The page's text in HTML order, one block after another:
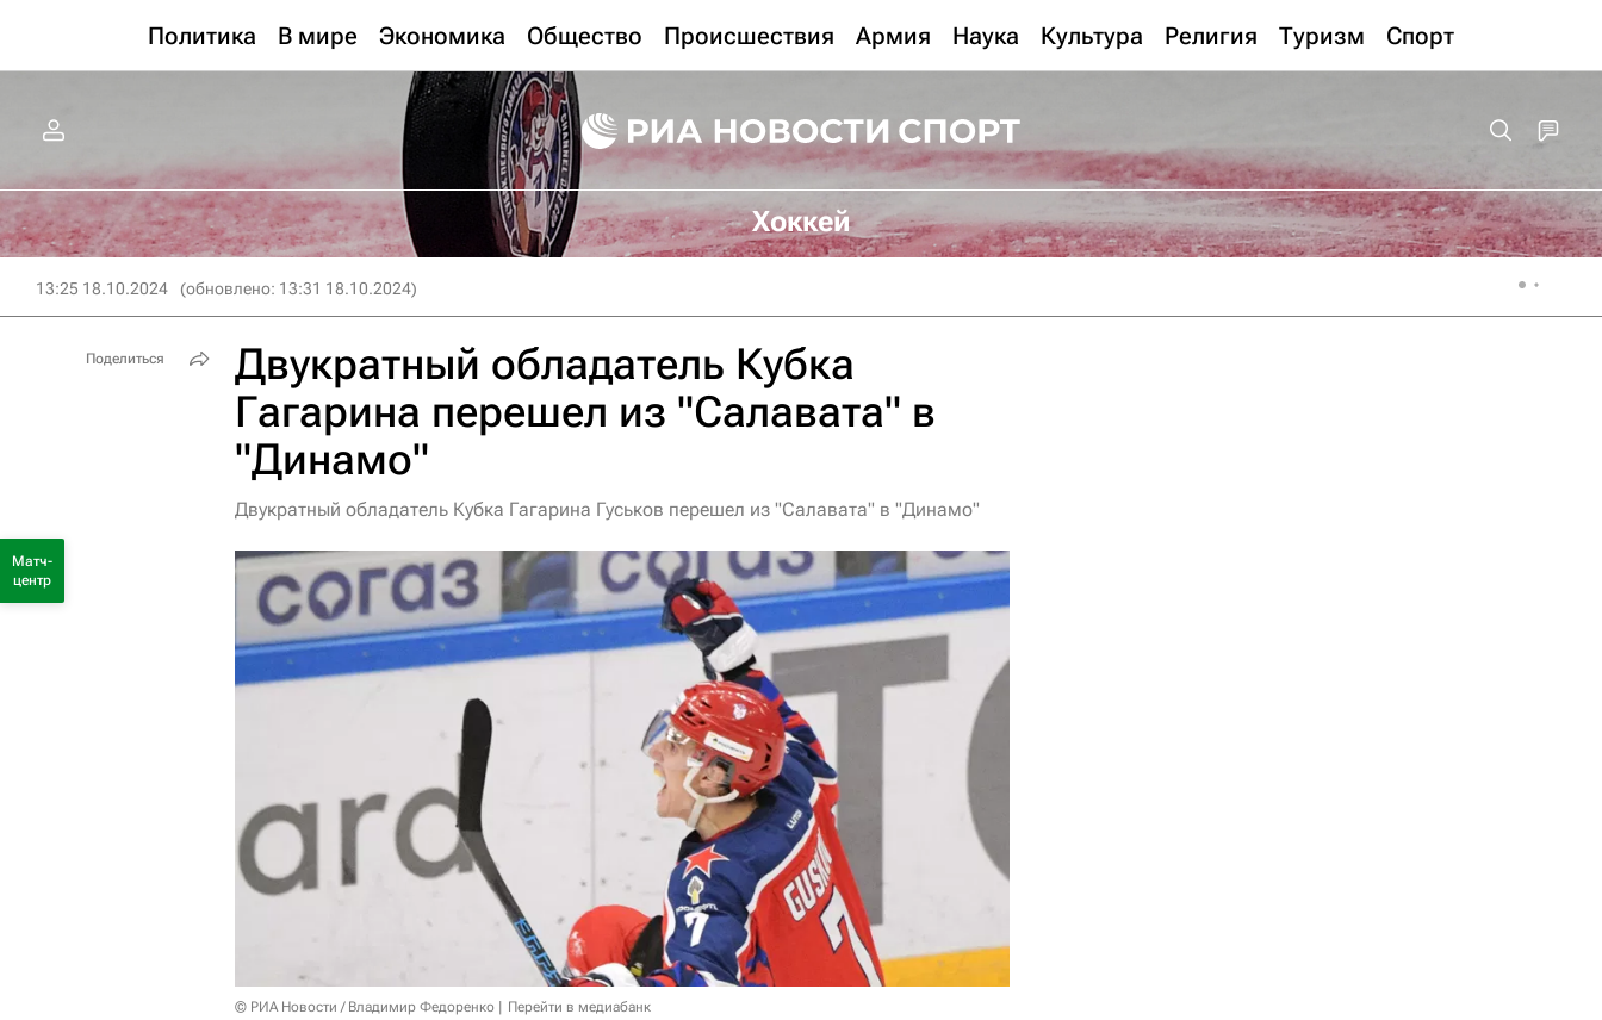
Политика В мире Экономика Общество Происшествия Армия Наука Культура Религия Туризм Спорт
Хоккей
13:25 18.10.2024 (обновлено: 13:31 18.10.2024)
Двукратный обладатель Кубка
Гагарина перешел из "Салавата" в
"Динамо"
Двукратный обладатель Кубка Гагарина Гуськов перешел из "Салавата" в "Динамо"
© РИА Новости / Владимир Федоренко
Перейти в медиабанк
Поделиться
Матч-
центр